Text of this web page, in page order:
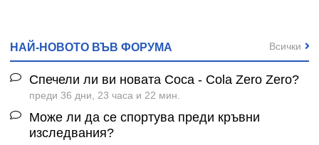
НАЙ-НОВОТО ВЪВ ФОРУМА
Спечели ли ви новата Coca - Cola Zero Zero?
преди 36 дни, 23 часа и 22 мин.
Може ли да се спортува преди кръвни
изследвания?
Всички